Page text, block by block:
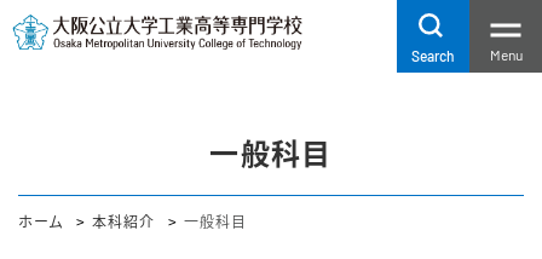
Search Menu
一般科目
ホーム 本科紹介 一般科目